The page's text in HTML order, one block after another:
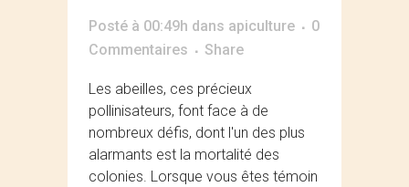
Posté à 00:49h dans apiculture
0
Commentaires
Share
Les abeilles, ces précieux
pollinisateurs, font face à de
nombreux défis, dont l'un des plus
alarmants est la mortalité des
colonies. Lorsque vous êtes témoin